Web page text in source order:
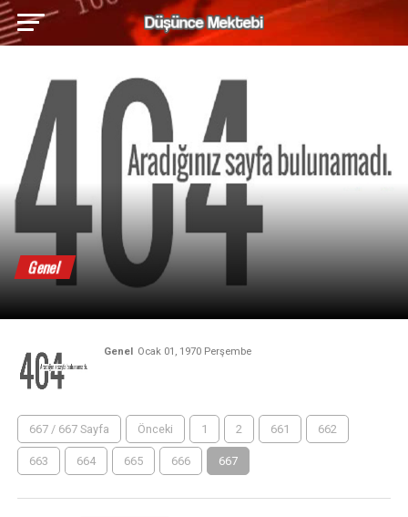
Genel
Genel Ocak 01, 1970 Perşembe
667 / 667 Sayfa Önceki 1 2 661 662
663 664 665 666 667